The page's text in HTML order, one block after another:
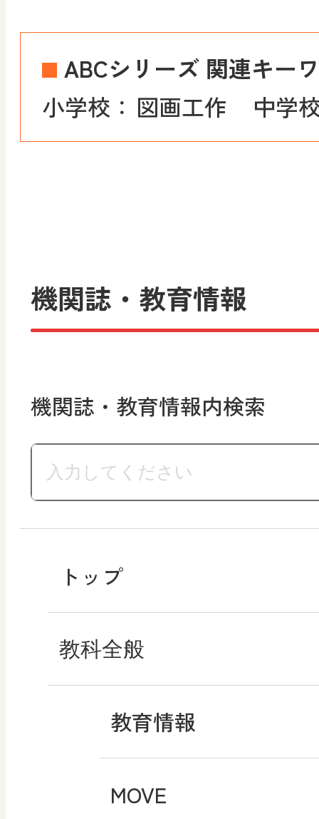
ABCシリーズ 関連キー
小学校： 図画工作 中学
機関誌・教育情報
機関誌・教育情報内検索
トップ
教科全般
教育情報
MOVE